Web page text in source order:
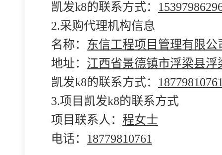
凯发k8的联系方式：
2.采购代理机构信息
名称： 东信工程项目管理有限公
地址： 江西省景德镇市浮梁县浮
凯发k8的联系方式：
3.项目凯发k8的联系方式
项目联系人： 程女士
电话： 18779810761